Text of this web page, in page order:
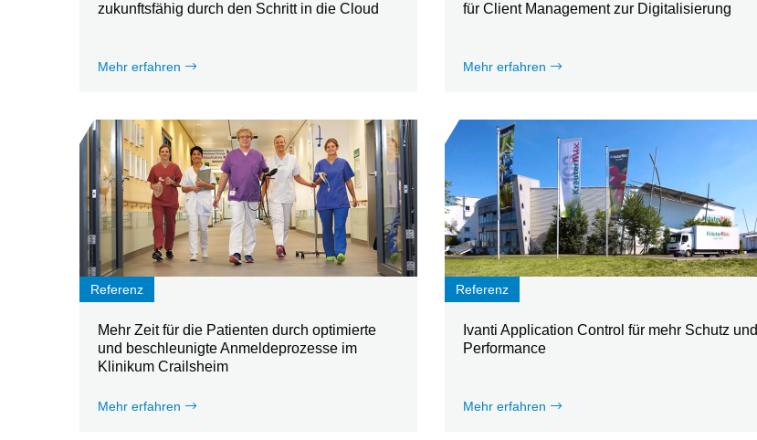
zukunftsfähig durch den Schritt in die Cloud
Mehr erfahren
für Client Management zur Digitalisierung
Mehr erfahren
Referenz
Mehr Zeit für die Patienten durch optimierte
und beschleunigte Anmeldeprozesse im
Klinikum Crailsheim
Mehr erfahren
Referenz
Ivanti Application Control für mehr Schutz und
Performance
Mehr erfahren